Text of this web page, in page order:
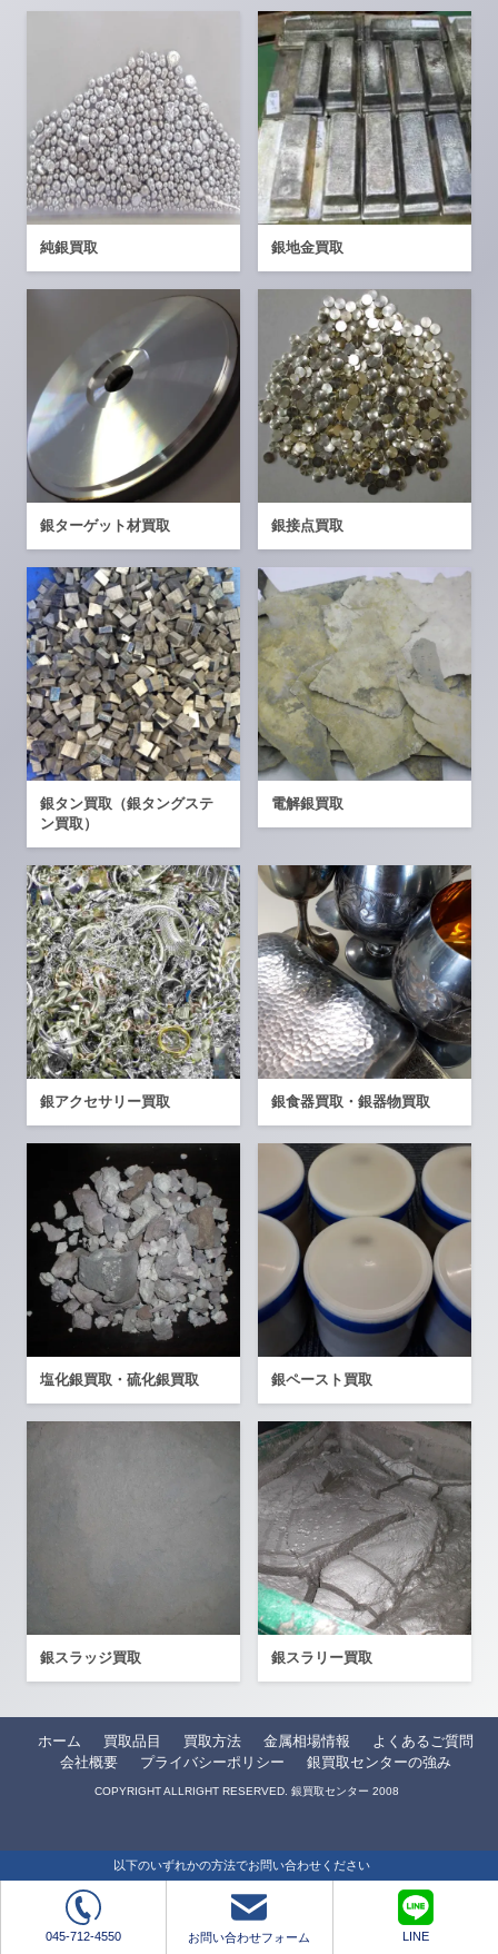
純銀買取 銀地金買取
銀ターゲット材買取 銀接点買取
銀タン買取（銀タングステ
ン買取）
電解銀買取
銀アクセサリー買取 銀食器買取・銀器物買取
塩化銀買取・硫化銀買取 銀ペースト買取
銀スラッジ買取 銀スラリー買取
ホーム 買取品目 買取方法 金属相場情報
よくあるご質問
会社概要
プライバシーポリシー 銀買取センターの強み
COPYRIGHT ALLRIGHT RESERVED. 銀買取センター 2008
以下のいずれかの方法でお問い合わせください
045-712-4550 お問い合わせフォーム LINE